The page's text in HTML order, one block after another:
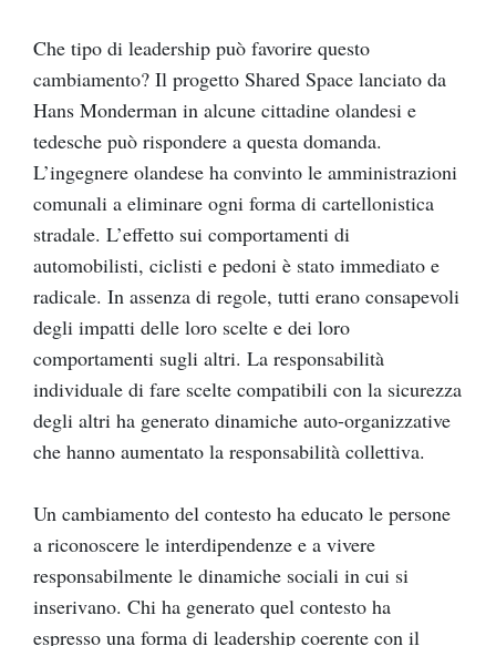
Che tipo di leadership può favorire questo
cambiamento? Il progetto Shared Space lanciato da
Hans Monderman in alcune cittadine olandesi e
tedesche può rispondere a questa domanda.
L’ingegnere olandese ha convinto le amministrazioni
comunali a eliminare ogni forma di cartellonistica
stradale. L’effetto sui comportamenti di
automobilisti, ciclisti e pedoni è stato immediato e
radicale. In assenza di regole, tutti erano consapevoli
degli impatti delle loro scelte e dei loro
comportamenti sugli altri. La responsabilità
individuale di fare scelte compatibili con la sicurezza
degli altri ha generato dinamiche auto-organizzative
che hanno aumentato la responsabilità collettiva.
Un cambiamento del contesto ha educato le persone
a riconoscere le interdipendenze e a vivere
responsabilmente le dinamiche sociali in cui si
inserivano. Chi ha generato quel contesto ha
espresso una forma di leadership coerente con il